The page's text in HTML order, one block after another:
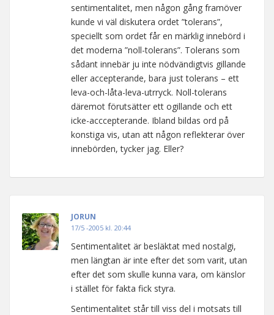
sentimentalitet, men någon gång framöver
kunde vi väl diskutera ordet ”tolerans”,
speciellt som ordet får en märklig innebörd i
det moderna ”noll-tolerans”. Tolerans som
sådant innebär ju inte nödvändigtvis gillande
eller accepterande, bara just tolerans – ett
leva-och-låta-leva-utrryck. Noll-tolerans
däremot förutsätter ett ogillande och ett
icke-acccepterande. Ibland bildas ord på
konstiga vis, utan att någon reflekterar över
innebörden, tycker jag. Eller?
JORUN
17/5 -2005 kl. 20:44
Sentimentalitet är besläktat med nostalgi,
men längtan är inte efter det som varit, utan
efter det som skulle kunna vara, om känslor
i stället för fakta fick styra.
Sentimentalitet står till viss del i motsats till